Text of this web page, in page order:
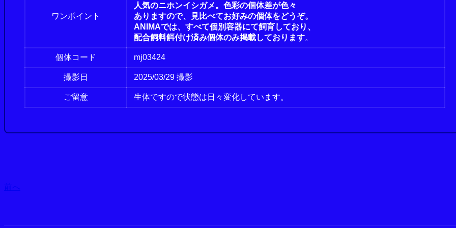
ワンポイント
人気のニホンイシガメ。色彩の個体差が色々
ありますので、見比べてお好みの個体をどうぞ。
ANIMAでは、すべて個別容器にて飼育しており、
配合飼料餌付け済み個体のみ掲載しております。
個体コード mj03424
撮影日 2025/03/29 撮影
ご留意 生体ですので状態は日々変化しています。
前へ